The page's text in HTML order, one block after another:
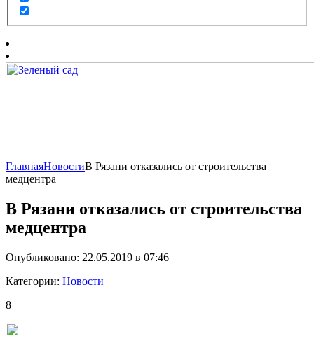
ГлавнаяНовостиВ Рязани отказались от строительства
медцентра
В Рязани отказались от строительства
медцентра
Опубликовано: 22.05.2019 в 07:46
Категории: Новости
8